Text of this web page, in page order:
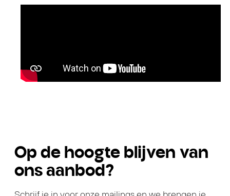
Op de hoogte blijven van
ons aanbod?